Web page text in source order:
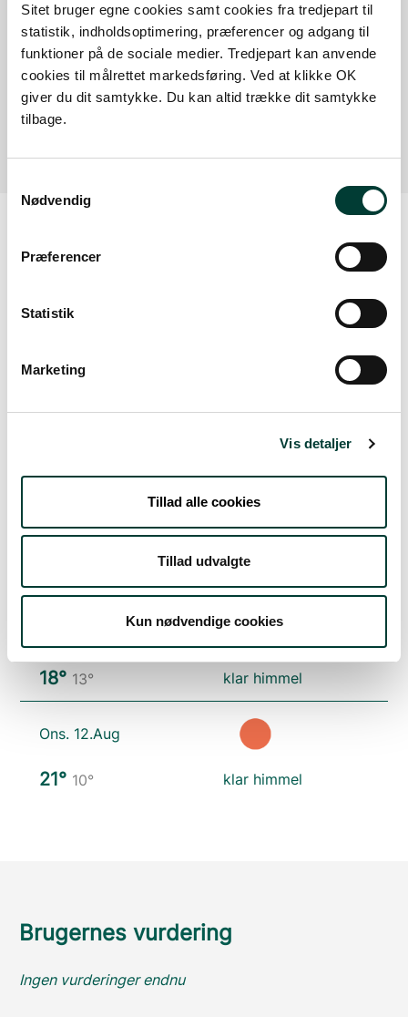
Sitet bruger egne cookies samt cookies fra tredjepart til
statistik, indholdsoptimering, præferencer og adgang til
funktioner på de sociale medier. Tredjepart kan anvende
cookies til målrettet markedsføring. Ved at klikke OK
giver du dit samtykke. Du kan altid trække dit samtykke
tilbage.
Nødvendig
Præferencer
Statistik
Marketing
Vis detaljer
Tillad alle cookies
Tillad udvalgte
Kun nødvendige cookies
P-plads Otterup Byskov
P-plads med plads til 2 - 3 personbiler
Læs mere
Vejrudsigt
21°11°
24°14° skydække
Man. 10.Aug
18° 13° klar himmel
Ons. 12.Aug
21° 10° klar himmel
Brugernes vurdering
Ingen vurderinger endnu